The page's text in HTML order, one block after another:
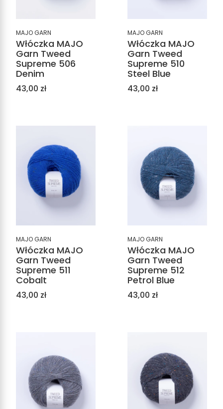
MAJO GARN
Włóczka MAJO
Garn Tweed
Supreme 506
Denim
Cena
43,00 zł
MAJO GARN
Włóczka MAJO
Garn Tweed
Supreme 510
Steel Blue
Cena
43,00 zł
MAJO GARN
Włóczka MAJO
Garn Tweed
Supreme 511
Cobalt
Cena
43,00 zł
MAJO GARN
Włóczka MAJO
Garn Tweed
Supreme 512
Petrol Blue
Cena
43,00 zł